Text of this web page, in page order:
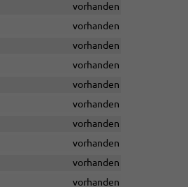
vorhanden
vorhanden
vorhanden
vorhanden
vorhanden
vorhanden
vorhanden
vorhanden
vorhanden
vorhanden